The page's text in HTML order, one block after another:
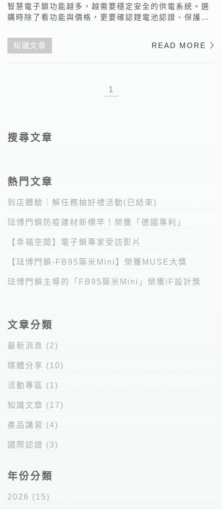
智慧電子鎖功能越多，越需要穩定安全的供電系統。選
購時除了看功能與價格，更要確認鋰電池認證、保護機
知識文章 READ MORE
1
搜尋文章
熱門文章
到店體驗｜解任務抽好禮活動(已結束)
琺博門鎖防疫建材新標竿！榮獲「德國專利」
【幸福空間】電子鎖專家受訪影片
【琺博門鎖-FB95築米Mini】榮獲MUSE大獎
琺博門鎖主導的「FB95築米Mini」榮獲iF設計獎
文章分類
最新消息 (2)
媒體分享 (10)
活動專區 (1)
知識文章 (17)
產品講習 (4)
國際認證 (3)
年份分類
2026 (15)